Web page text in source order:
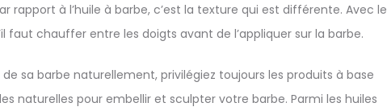
rapport à l’huile à barbe, c’est la texture qui est différente. Avec le
faut chauffer entre les doigts avant de l’appliquer sur la barbe.
de sa barbe naturellement, privilégiez toujours les produits à base
naturelles pour embellir et sculpter votre barbe. Parmi les huiles